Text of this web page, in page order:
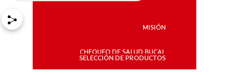
MISIÓN
CHEQUEO DE SALUD BUCAL
SELECCIÓN DE PRODUCTOS